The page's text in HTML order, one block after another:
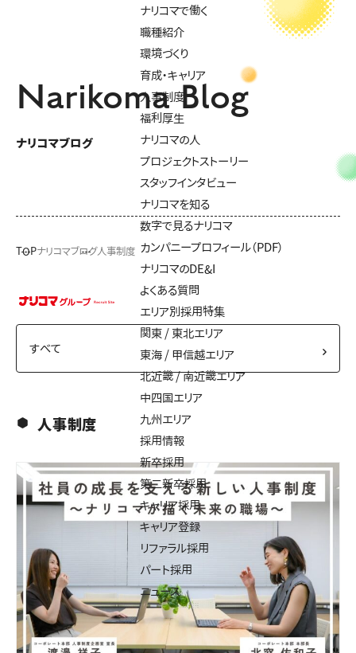
ナリコマで働く
職種紹介
環境づくり
育成・キャリア
人事制度
福利厚生
ナリコマの人
プロジェクトストーリー
スタッフインタビュー
ナリコマを知る
数字で見るナリコマ
カンパニープロフィール（PDF）
ナリコマのDE&I
よくある質問
エリア別採用特集
関東 / 東北エリア
東海 / 甲信越エリア
北近畿 / 南近畿エリア
中四国エリア
九州エリア
採用情報
新卒採用
第二新卒採用
キャリア採用
キャリア登録
リファラル採用
パート採用
ニュース
Narikoma Blog
ナリコマブログ
TOPナリコマブログ人事制度
人事制度